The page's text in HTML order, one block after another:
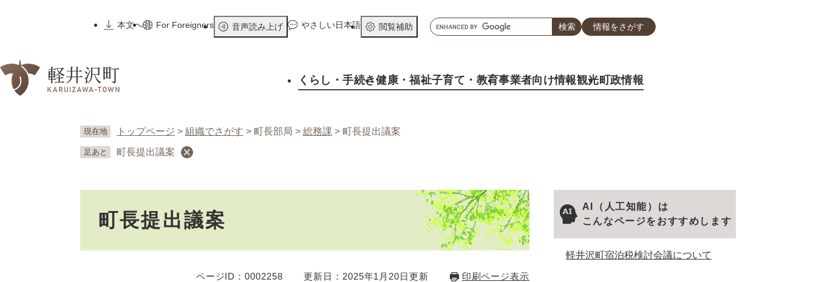
先
本文へ
For Foreigners 音声読み上げ やさしい日本語 閲覧補助
キ
ー
ド
情報をさがす
くらし ・手続き健康 ・福祉子育て ・教育事業者向け情報観光町政情報
現在地 トップページ > 組織でさがす > 町長部局 > 総務課 > 町長提出議案
足あと 町長提出議案
町長提出議案
ページID：0002258 更新日：2025年1月20日更新 印刷ページ表示
AI（人工知能）は
こんなページをおすすめします
軽井沢町宿泊税検討会議について